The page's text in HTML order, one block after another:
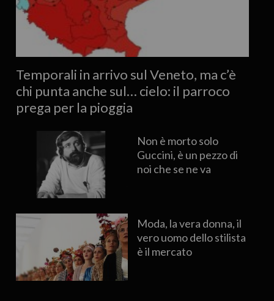
Temporali in arrivo sul Veneto, ma c’è
chi punta anche sul… cielo: il parroco
prega per la pioggia
Non è morto solo
Guccini, è un pezzo di
noi che se ne va
Moda, la vera donna, il
vero uomo dello stilista
è il mercato